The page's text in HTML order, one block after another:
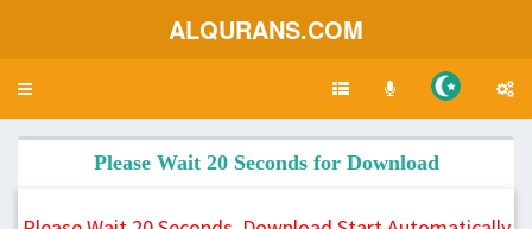
ALQURANS.COM
Toggle
Please Wait 20 Seconds for Download